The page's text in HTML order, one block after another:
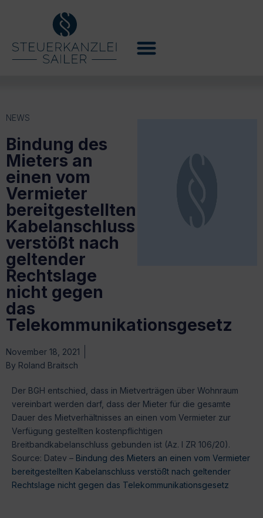
NEWS
Bindung des
Mieters an
einen vom
Vermieter
bereitgestellten
Kabelanschluss
verstößt nach
geltender
Rechtslage
nicht gegen
das
Telekommunikationsgesetz
November 18, 2021
By Roland Braitsch
Der BGH entschied, dass in Mietverträgen über Wohnraum
vereinbart werden darf, dass der Mieter für die gesamte
Dauer des Mietverhältnisses an einen vom Vermieter zur
Verfügung gestellten kostenpflichtigen
Breitbandkabelanschluss gebunden ist (Az. I ZR 106/20).
Source: Datev – Bindung des Mieters an einen vom Vermieter
bereitgestellten Kabelanschluss verstößt nach geltender
Rechtslage nicht gegen das Telekommunikationsgesetz